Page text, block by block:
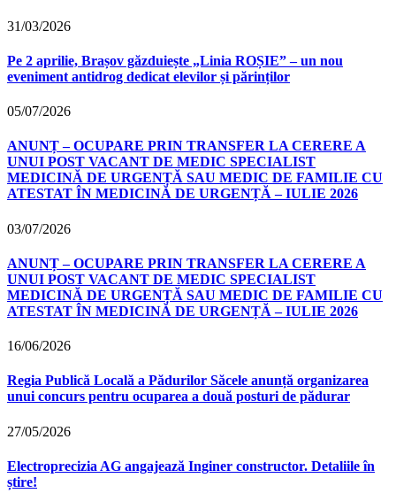
31/03/2026
Pe 2 aprilie, Brașov găzduiește „Linia ROȘIE” – un nou
eveniment antidrog dedicat elevilor și părinților
05/07/2026
ANUNȚ – OCUPARE PRIN TRANSFER LA CERERE A
UNUI POST VACANT DE MEDIC SPECIALIST
MEDICINĂ DE URGENȚĂ SAU MEDIC DE FAMILIE CU
ATESTAT ÎN MEDICINĂ DE URGENȚĂ – IULIE 2026
03/07/2026
ANUNȚ – OCUPARE PRIN TRANSFER LA CERERE A
UNUI POST VACANT DE MEDIC SPECIALIST
MEDICINĂ DE URGENȚĂ SAU MEDIC DE FAMILIE CU
ATESTAT ÎN MEDICINĂ DE URGENȚĂ – IULIE 2026
16/06/2026
Regia Publică Locală a Pădurilor Săcele anunță organizarea
unui concurs pentru ocuparea a două posturi de pădurar
27/05/2026
Electroprecizia AG angajează Inginer constructor. Detaliile în
știre!